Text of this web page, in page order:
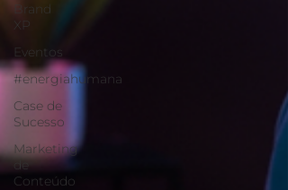
Brand
XP
Eventos
#energiahumana
Case de
Sucesso
Marketing
de
Conteúdo